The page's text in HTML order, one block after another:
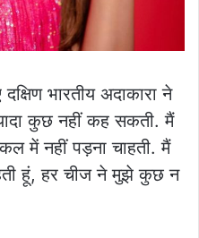
भारतीय अदाकारा ने
कुछ नहीं कह सकती. मैं
में नहीं पड़ना चाहती. मैं
हूं, हर चीज ने मुझे कुछ न